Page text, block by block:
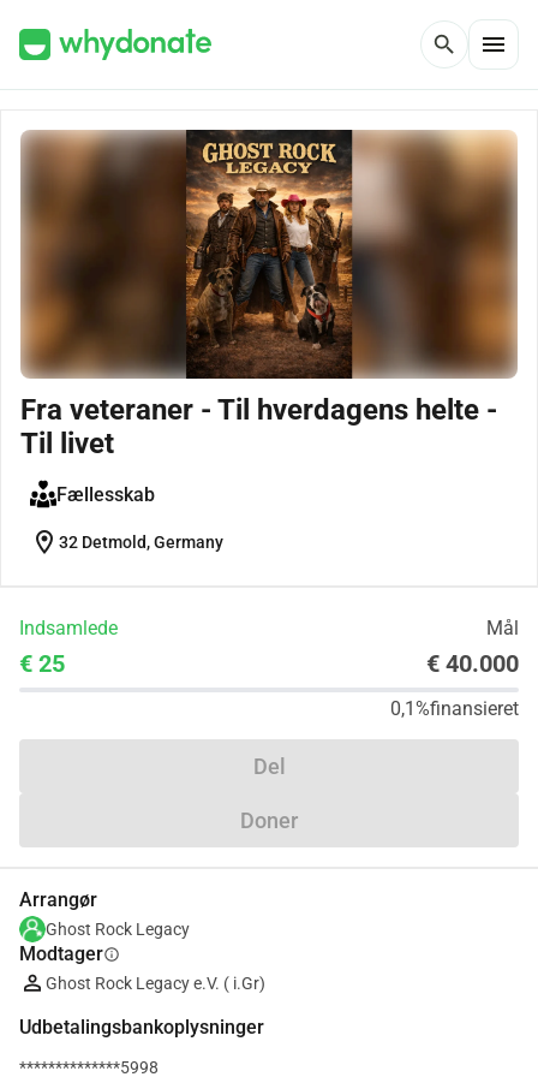
search menu
Fra veteraner - Til hverdagens helte -
Til livet
Fællesskab
location_on 32 Detmold, Germany
Indsamlede Mål
€ 25 € 40.000
0,1%finansieret
Del
Doner
Arrangør
Ghost Rock Legacy
Modtagerinfo
Ghost Rock Legacy e.V. ( i.Gr)
Udbetalingsbankoplysninger
**************5998